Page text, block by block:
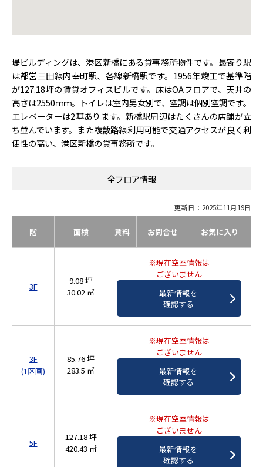
堤ビルディングは、港区新橋にある貸事務所物件です。最寄り駅
は都営三田線内幸町駅、各線新橋駅です。1956年竣工で基準階
が127.18坪の賃貸オフィスビルです。床はOAフロアで、天井の
高さは2550ｍｍ。トイレは室内男女別で、空調は個別空調です。
エレベーターは2基あります。新橋駅周辺はたくさんの店舗が立
ち並んでいます。また複数路線利用可能で交通アクセスが良く利
便性の高い、港区新橋の貸事務所です。
全フロア情報
更新日：2025年11月19日
階 面積 賃料 お問合せ お気に入り
3F
9.08 坪
30.02 ㎡
※現在空室情報は
ございません
最新情報を
確認する
3F
(1区画)
85.76 坪
283.5 ㎡
※現在空室情報は
ございません
最新情報を
確認する
5F
127.18 坪
420.43 ㎡
※現在空室情報は
ございません
最新情報を
確認する